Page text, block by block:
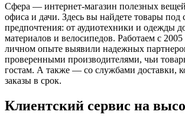
Сфера — интернет-магазин полезных
офиса и дачи. Здесь вы найдете товары под
предпочтения: от аудиотехники и одежды
материалов и велосипедов. Работаем с
личном опыте выявили надежных
проверенными производителями, чьи
гостам. А также — со службами доставки,
заказы в срок.
Клиентский сервис на